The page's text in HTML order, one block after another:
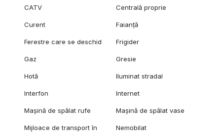
CATV Centrală proprie
Curent Faianță
Ferestre care se deschid Frigider
Gaz Gresie
Hotă Iluminat stradal
Interfon Internet
Mașină de spălat rufe Mașină de spălat vase
Mijloace de transport în
Nemobilat